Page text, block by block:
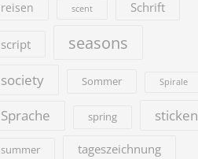
reisen scent Schrift
script seasons
society Sommer Spirale
Sprache spring sticken
summer tageszeichnung